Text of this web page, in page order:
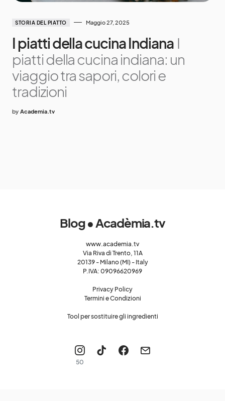
STORIA DEL PIATTO Maggio 27, 2025
I piatti della cucina Indiana I
piatti della cucina indiana: un
viaggio tra sapori, colori e
tradizioni
by Academia.tv
Blog • Acadèmia.tv
www.academia.tv
Via Riva di Trento, 11A
20139 - Milano (MI) - Italy
P.IVA: 09096620969
Privacy Policy
Termini e Condizioni
Tool per sostituire gli ingredienti
50